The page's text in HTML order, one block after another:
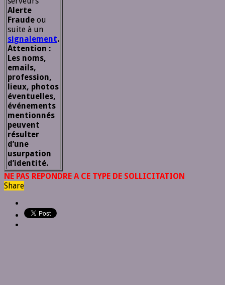
Alerte
Fraude ou
suite à un
signalement.
Attention :
Les noms,
emails,
profession,
lieux, photos
éventuelles,
événements
mentionnés
peuvent
résulter
d’une
usurpation
d’identité.
NE PAS REPONDRE A CE TYPE DE SOLLICITATION
Share